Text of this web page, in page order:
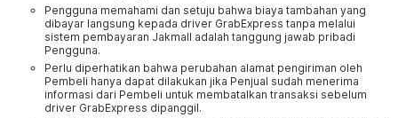
Pengguna memahami dan setuju bahwa biaya tambahan yang
dibayar langsung kepada driver GrabExpress tanpa melalui
sistem pembayaran Jakmall adalah tanggung jawab pribadi
Pengguna.
Perlu diperhatikan bahwa perubahan alamat pengiriman oleh
Pembeli hanya dapat dilakukan jika Penjual sudah menerima
informasi dari Pembeli untuk membatalkan transaksi sebelum
driver GrabExpress dipanggil.